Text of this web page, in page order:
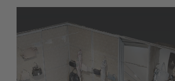
Wir benötigen
Zustimmung, um